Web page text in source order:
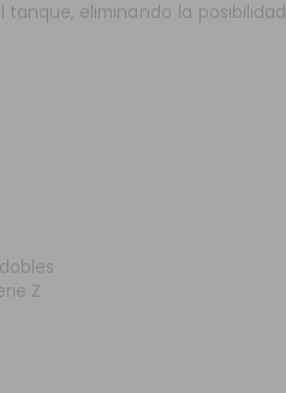
eliminando la posibilidad
Z